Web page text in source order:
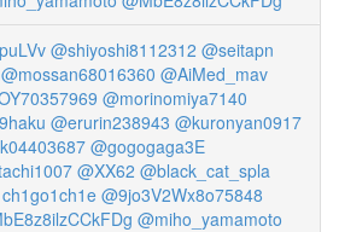
@shiyoshi8112312 @seitapn
@mossan68016360 @AiMed_mav
@morinomiya7140
@erurin238943 @kuronyan0917
@gogogaga3E
@XX62 @black_cat_spla
@9jo3V2Wx8o75848
@miho_yamamoto